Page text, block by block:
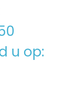
u op: